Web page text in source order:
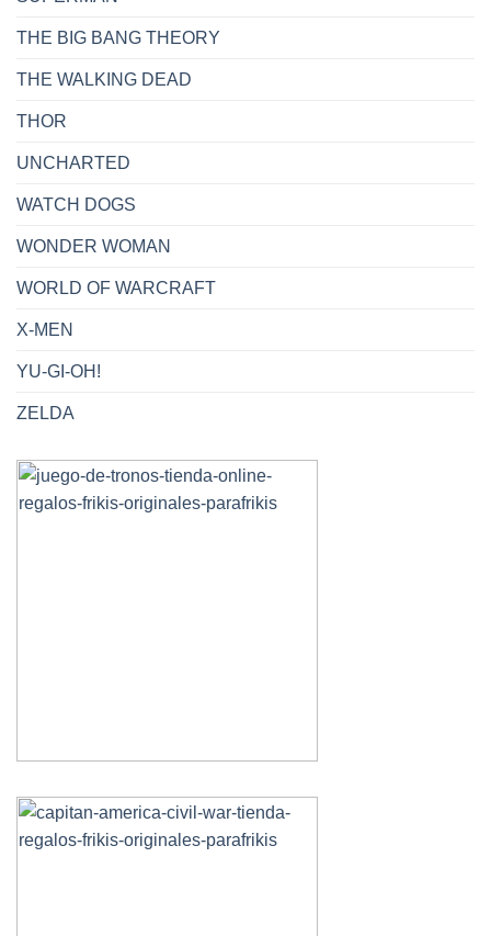
THE BIG BANG THEORY
THE WALKING DEAD
THOR
UNCHARTED
WATCH DOGS
WONDER WOMAN
WORLD OF WARCRAFT
X-MEN
YU-GI-OH!
ZELDA